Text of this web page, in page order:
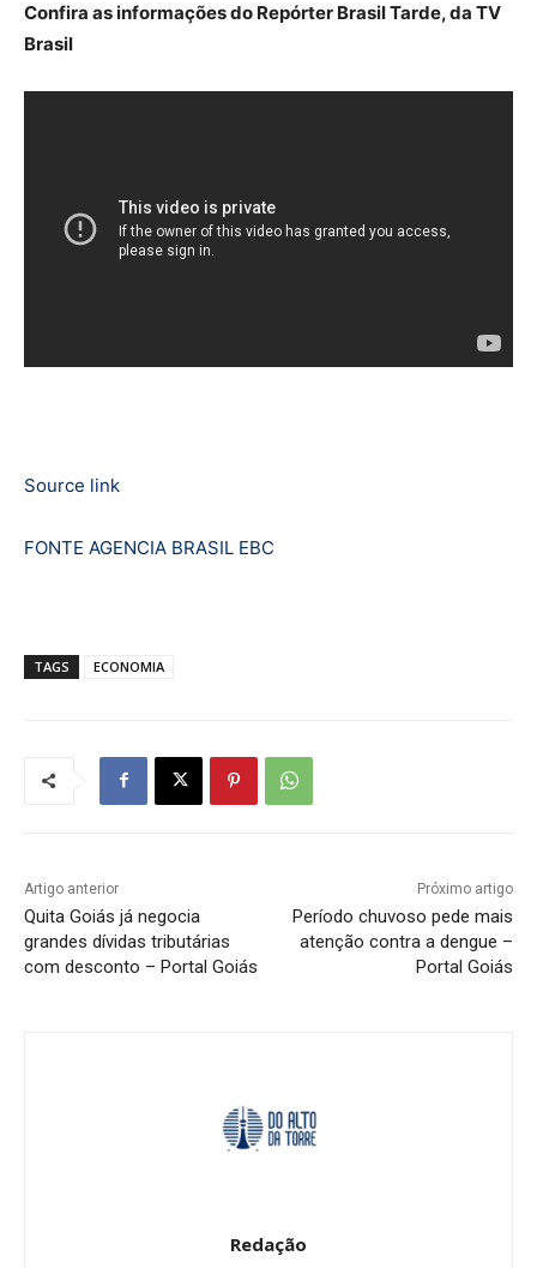
Confira as informações do Repórter Brasil Tarde, da TV
Brasil
Source link
FONTE AGENCIA BRASIL EBC
TAGS ECONOMIA
Artigo anterior
Quita Goiás já negocia
grandes dívidas tributárias
com desconto – Portal Goiás
Próximo artigo
Período chuvoso pede mais
atenção contra a dengue –
Portal Goiás
Redação